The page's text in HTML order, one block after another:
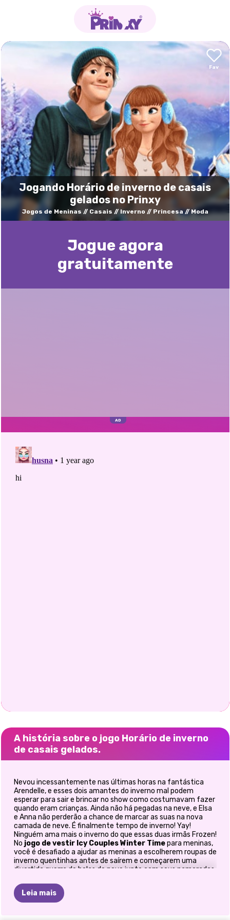
Jogando Horário de inverno de casais
gelados no Prinxy
Jogos de Meninas Casais Inverno Princesa Moda
Jogue agora
gratuitamente
A história sobre o jogo Horário de inverno
de casais gelados.
Nevou incessantemente nas últimas horas na fantástica
Arendelle, e esses dois amantes do inverno mal podem
esperar para sair e brincar no show como costumavam fazer
quando eram crianças. Ainda não há pegadas na neve, e Elsa
e Anna não perderão a chance de marcar as suas na nova
camada de neve. É finalmente tempo de inverno! Yay!
Ninguém ama mais o inverno do que essas duas irmãs Frozen!
No jogo de vestir Icy Couples Winter Timepara meninas,
você é desafiado a ajudar as meninas a escolherem roupas de
inverno quentinhas antes de saírem e começarem uma
divertida guerra de bolas de neve junto com seus namorados.
O segredo ao planejar passar um dia de inverno ao ar livre é
usar as roupas certas. Você precisa se manter aquecido
Leia mais